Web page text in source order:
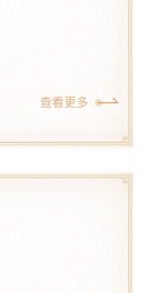
查看更多